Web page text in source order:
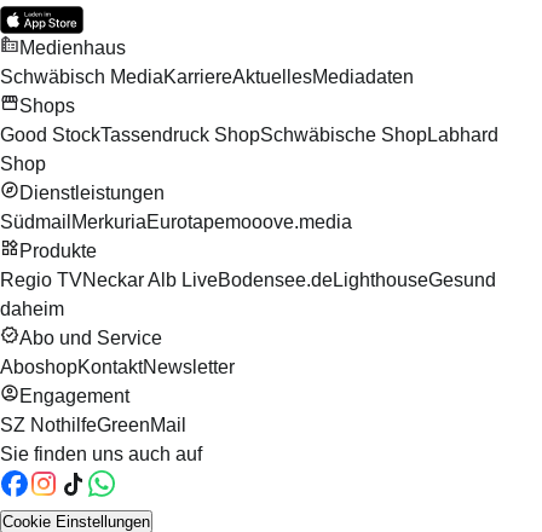
Medienhaus
Schwäbisch MediaKarriereAktuellesMediadaten
Shops
Good StockTassendruck ShopSchwäbische ShopLabhard
Shop
Dienstleistungen
Südmail MerkuriaEurotapemooove.media
Produkte
Regio TVNeckar Alb LiveBodensee.deLighthouseGesund
daheim
Abo und Service
AboshopKontaktNewsletter
Engagement
SZ NothilfeGreenMail
Sie finden uns auch auf
Cookie Einstellungen